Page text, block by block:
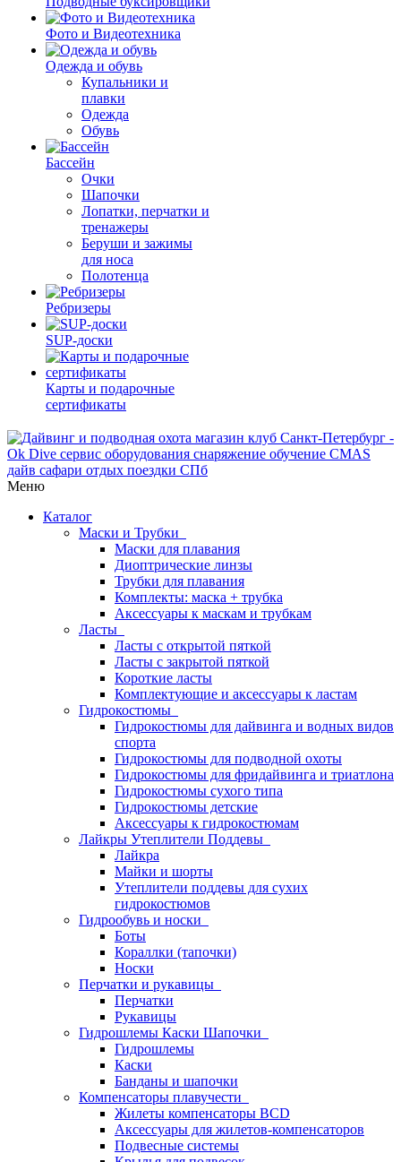
Фото и Видеотехника
Одежда и обувь
Купальники и
плавки
Одежда
Обувь
Бассейн
Очки
Шапочки
Лопатки, перчатки и
тренажеры
Беруши и зажимы
для носа
Полотенца
Ребризеры
SUP-доски
Карты и подарочные
сертификаты
Меню
Каталог
Маски и Трубки
Маски для плавания
Диоптрические линзы
Трубки для плавания
Комплекты: маска + трубка
Аксессуары к маскам и трубкам
Ласты
Ласты с открытой пяткой
Ласты с закрытой пяткой
Короткие ласты
Комплектующие и аксессуары к ластам
Гидрокостюмы
Гидрокостюмы для дайвинга и водных видов
спорта
Гидрокостюмы для подводной охоты
Гидрокостюмы для фридайвинга и триатлона
Гидрокостюмы сухого типа
Гидрокостюмы детские
Аксессуары к гидрокостюмам
Лайкры Утеплители Поддевы
Лайкра
Майки и шорты
Утеплители поддевы для сухих
гидрокостюмов
Гидрообувь и носки
Боты
Кораллки (тапочки)
Носки
Перчатки и рукавицы
Перчатки
Рукавицы
Гидрошлемы Каски Шапочки
Гидрошлемы
Каски
Банданы и шапочки
Компенсаторы плавучести
Жилеты компенсаторы BCD
Аксессуары для жилетов-компенсаторов
Подвесные системы